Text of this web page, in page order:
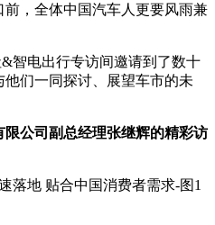
，全体中国汽车人更要风雨兼
智电出行专访间邀请到了数十
们一同探讨、展望车市的未
限公司副总经理张继辉的精彩访